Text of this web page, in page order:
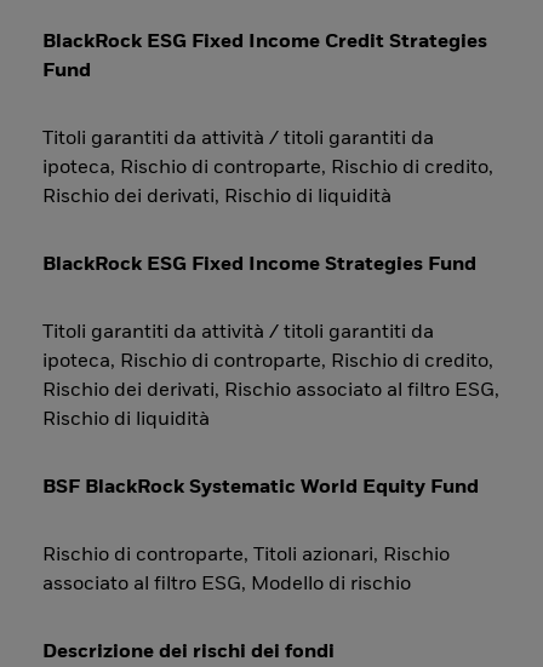
BlackRock ESG Fixed Income Credit Strategies
Fund
Titoli garantiti da attività / titoli garantiti da
ipoteca, Rischio di controparte, Rischio di credito,
Rischio dei derivati, Rischio di liquidità
BlackRock ESG Fixed Income Strategies Fund
Titoli garantiti da attività / titoli garantiti da
ipoteca, Rischio di controparte, Rischio di credito,
Rischio dei derivati, Rischio associato al filtro ESG,
Rischio di liquidità
BSF BlackRock Systematic World Equity Fund
Rischio di controparte, Titoli azionari, Rischio
associato al filtro ESG, Modello di rischio
Descrizione dei rischi dei fondi